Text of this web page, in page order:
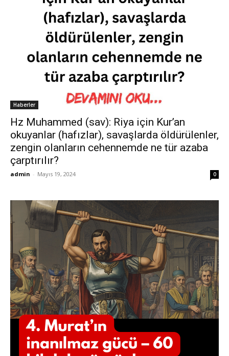
Haberler
Hz Muhammed (sav): Riya için Kur’an
okuyanlar (hafızlar), savaşlarda öldürülenler,
zengin olanların cehennemde ne tür azaba
çarptırılır?
admin - Mayıs 19, 2024 0